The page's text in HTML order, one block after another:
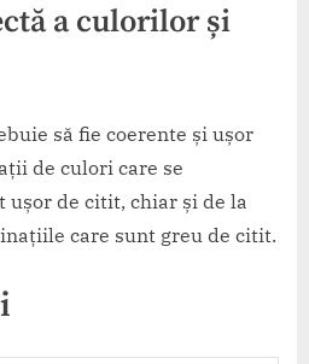
a culorilor și
să fie coerente și ușor
de culori care se
ușor de citit, chiar și de la
care sunt greu de citit.